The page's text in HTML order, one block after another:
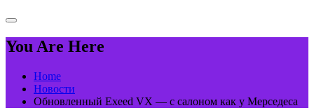
You Are Here
Home
Новости
Обновленный Exeed VX — с салоном как у Мерседеса